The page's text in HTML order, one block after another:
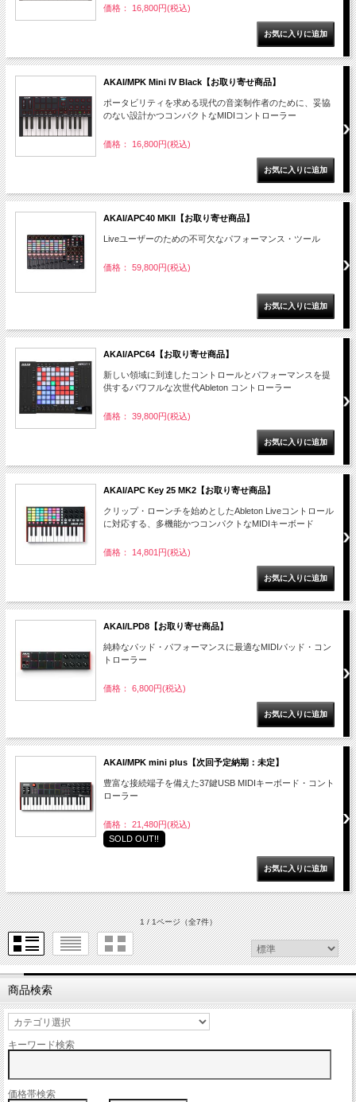
価格： 16,800円(税込)
AKAI/MPK Mini IV Black【お取り寄せ商品】
ポータビリティを求める現代の音楽制作者のために、妥協
のない設計かつコンパクトなMIDIコントローラー
価格： 16,800円(税込)
AKAI/APC40 MKII【お取り寄せ商品】
Liveユーザーのための不可欠なパフォーマンス・ツール
価格： 59,800円(税込)
AKAI/APC64【お取り寄せ商品】
新しい領域に到達したコントロールとパフォーマンスを提
供するパワフルな次世代Ableton コントローラー
価格： 39,800円(税込)
AKAI/APC Key 25 MK2【お取り寄せ商品】
クリップ・ローンチを始めとしたAbleton Liveコントロール
に対応する、多機能かつコンパクトなMIDIキーボード
価格： 14,801円(税込)
AKAI/LPD8【お取り寄せ商品】
純粋なパッド・パフォーマンスに最適なMIDIパッド・コン
トローラー
価格： 6,800円(税込)
AKAI/MPK mini plus【次回予定納期：未定】
豊富な接続端子を備えた37鍵USB MIDIキーボード・コント
ローラー
価格： 21,480円(税込)
SOLD OUT!!
1 / 1ページ（全7件）
商品検索
キーワード検索
価格帯検索